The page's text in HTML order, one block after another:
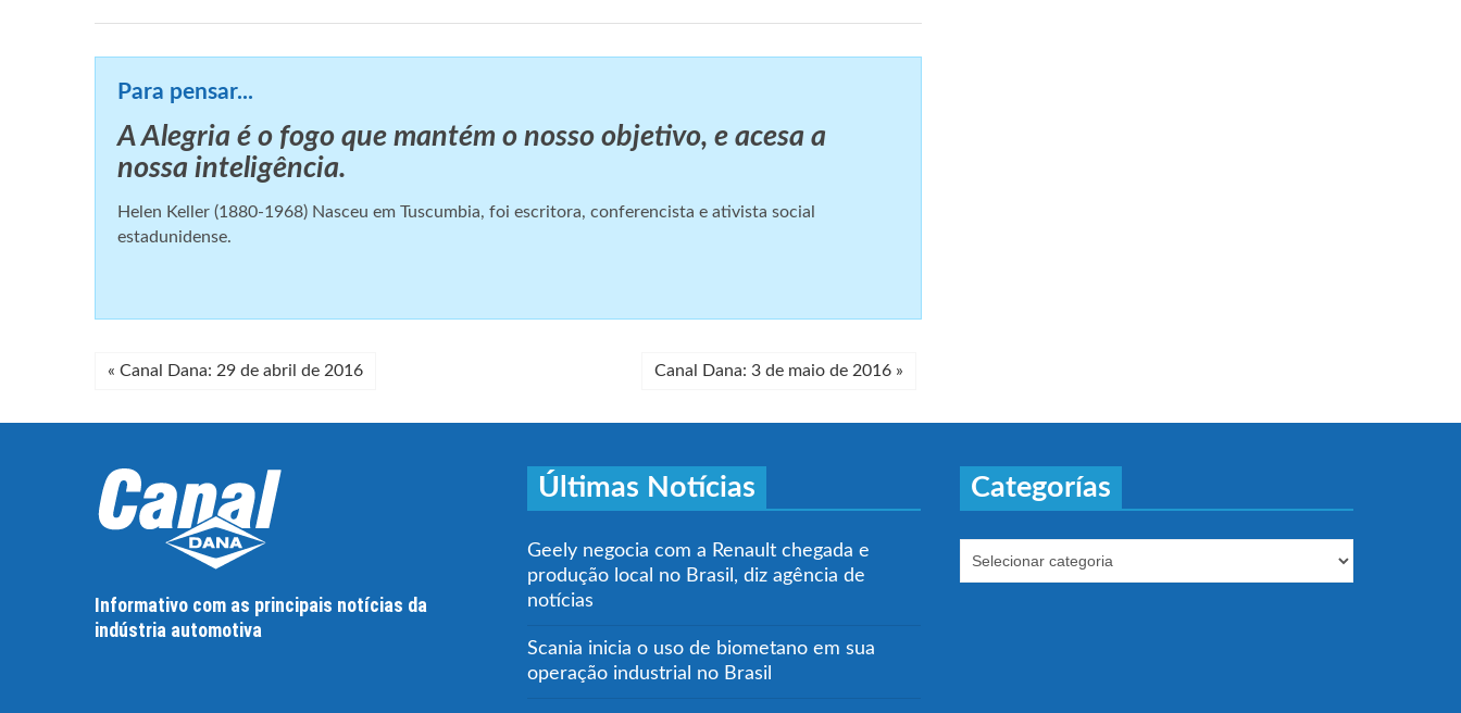
Para pensar...
A Alegria é o fogo que mantém o nosso objetivo, e acesa a
nossa inteligência.
Helen Keller (1880-1968) Nasceu em Tuscumbia, foi escritora, conferencista e ativista social
estadunidense.
« Canal Dana: 29 de abril de 2016 Canal Dana: 3 de maio de 2016 »
Informativo com as principais notícias da
indústria automotiva
Últimas Notícias
Geely negocia com a Renault chegada e
produção local no Brasil, diz agência de
notícias
Scania inicia o uso de biometano em sua
operação industrial no Brasil
Categorías